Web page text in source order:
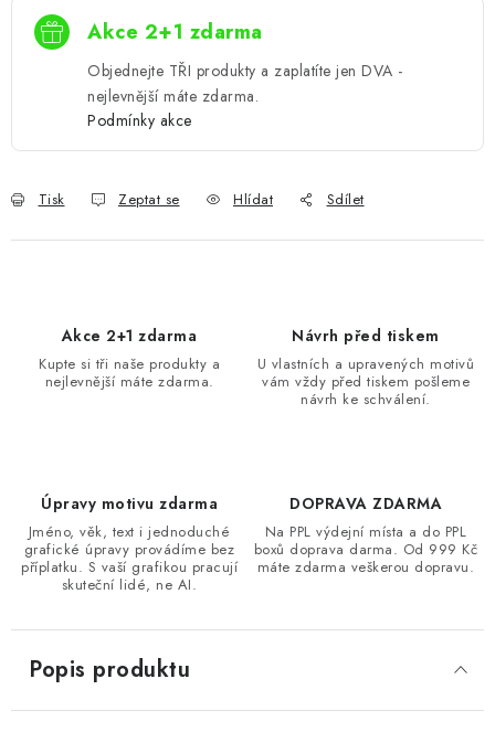
Akce 2+1 zdarma
Objednejte TŘI produkty a zaplatíte jen DVA -
nejlevnější máte zdarma.
Podmínky akce
Tisk Zeptat se Hlídat Sdílet
Akce 2+1 zdarma
Kupte si tři naše produkty a
nejlevnější máte zdarma.
Návrh před tiskem
U vlastních a upravených motivů
vám vždy před tiskem pošleme
návrh ke schválení.
Úpravy motivu zdarma
Jméno, věk, text i jednoduché
grafické úpravy provádíme bez
příplatku. S vaší grafikou pracují
skuteční lidé, ne AI.
DOPRAVA ZDARMA
Na PPL výdejní místa a do PPL
boxů doprava darma. Od 999 Kč
máte zdarma veškerou dopravu.
Popis produktu